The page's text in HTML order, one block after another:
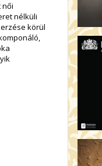
női
nélküli
körül
AZ